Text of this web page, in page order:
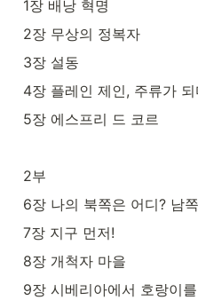
1장 배낭 혁명
2장 무상의 정복자
3장 설동
4장 플레인 제인, 주류가
5장 에스프리 드 코르
2부
6장 나의 북쪽은 어디? 남
7장 지구 먼저!
8장 개척자 마을
9장 시베리아에서 호랑이